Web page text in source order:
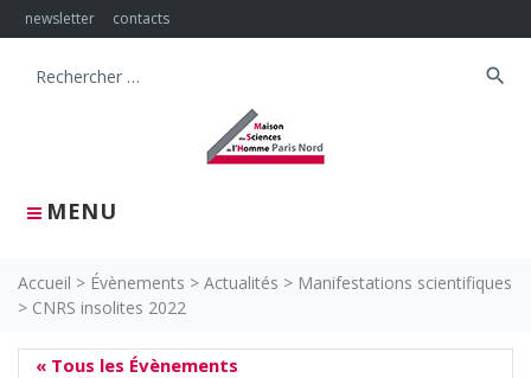
Skip
to
newsletter contacts
MENU
Search
search
Accueil > Évènements > Actualités > Manifestations scientifiques
> CNRS insolites 2022
« Tous les Évènements